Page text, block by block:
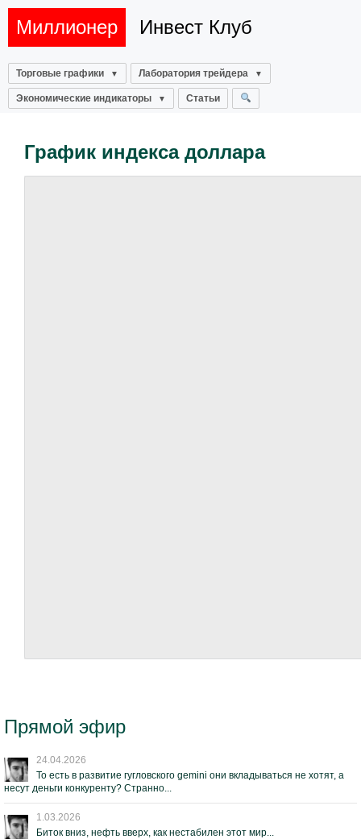
Миллионер Инвест Клуб
Торговые графики Лаборатория трейдера
Экономические индикаторы Статьи
График индекса доллара
Прямой эфир
24.04.2026
То есть в развитие гугловского gemini они вкладываться не хотят, а
несут деньги конкуренту? Странно...
1.03.2026
Биток вниз, нефть вверх, как нестабилен этот мир...